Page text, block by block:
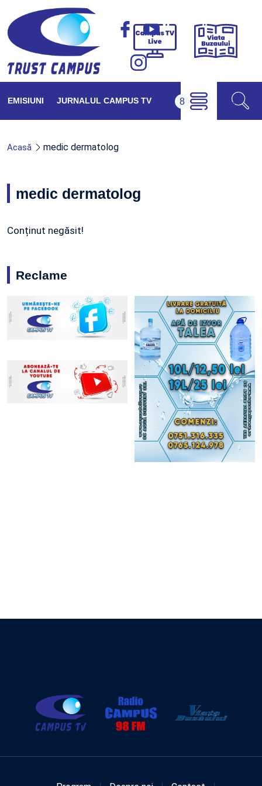
Campus
Viața
EMISIUNI JURNALUL CAMPUS TV
Acasă medic dermatolog
medic dermatolog
Conținut negăsit!
Reclame